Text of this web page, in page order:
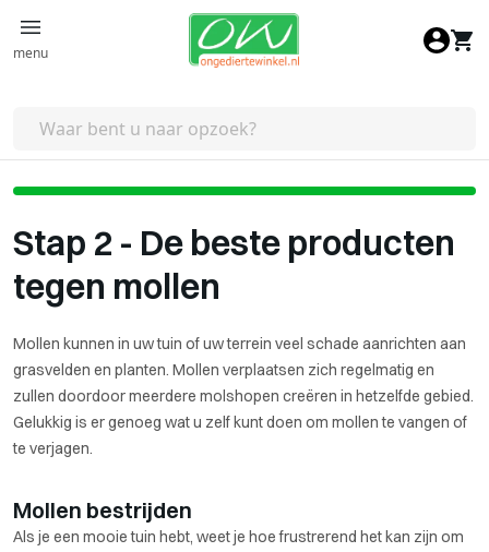
menu
Stap 2 - De beste producten
tegen mollen
Mollen kunnen in uw tuin of uw terrein veel schade aanrichten aan
grasvelden en planten. Mollen verplaatsen zich regelmatig en
zullen doordoor meerdere molshopen creëren in hetzelfde gebied.
Gelukkig is er genoeg wat u zelf kunt doen om mollen te vangen of
te verjagen.
Mollen bestrijden
Als je een mooie tuin hebt, weet je hoe frustrerend het kan zijn om